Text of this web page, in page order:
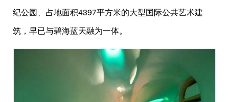
纪公园、占地面积4397平方米的大型国际公共艺术建
筑，早已与碧海蓝天融为一体。